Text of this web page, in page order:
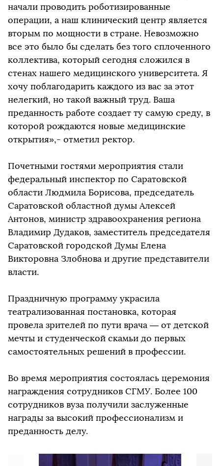
начали проводить роботизированные
операции, а наш клинический центр является
вторым по мощности в стране. Невозможно
все это было бы сделать без того сплоченного
коллектива, который сегодня сложился в
стенах нашего медицинского университета. Я
хочу поблагодарить каждого из вас за этот
нелегкий, но такой важный труд. Ваша
преданность работе создает ту самую среду, в
которой рождаются новые медицинские
открытия»,- отметил ректор.
Почетными гостями мероприятия стали
федеральный инспектор по Саратовской
области Людмила Борисова, председатель
Саратовской областной думы Алексей
Антонов, министр здравоохранения региона
Владимир Дудаков, заместитель председателя
Саратовской городской Думы Елена
Викторовна Злобнова и другие представители
власти.
Праздничную программу украсила
театрализованная постановка, которая
провела зрителей по пути врача — от детской
мечты и студенческой скамьи до первых
самостоятельных решений в профессии.
Во время мероприятия состоялась церемония
награждения сотрудников СГМУ. Более 100
сотрудников вуза получили заслуженные
награды за высокий профессионализм и
преданность делу.